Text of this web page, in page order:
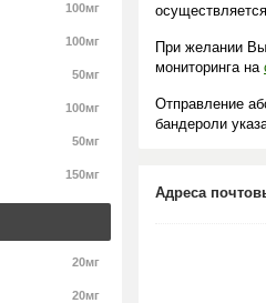
осуществляется
При желании
мониторинга на
Отправление
бандероли
Адреса
100мг
100мг
50мг
100мг
50мг
150мг
20мг
20мг